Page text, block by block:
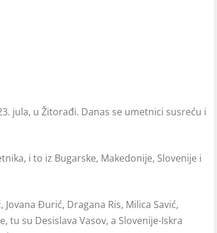
jula, u Žitorađi. Danas se umetnici susreću i
i to iz Bugarske, Makedonije, Slovenije i
Đurić, Dragana Ris, Milica Savić,
tu su Desislava Vasov, a Slovenije-Iskra